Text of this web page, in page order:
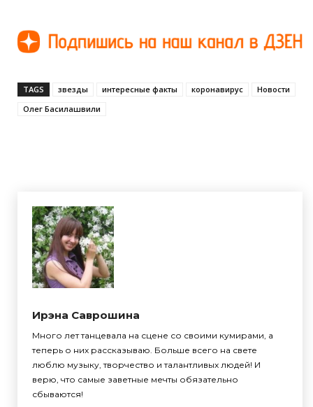
TAGS звезды интересные факты коронавирус
Новости
Олег Басилашвили
Ирэна Саврошина
Много лет танцевала на сцене со своими кумирами, а
теперь о них рассказываю. Больше всего на свете
люблю музыку, творчество и талантливых людей! И
верю, что самые заветные мечты обязательно
сбываются!